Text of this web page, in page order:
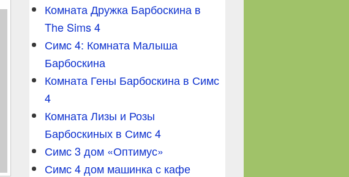
Комната Дружка Барбоскина в
The Sims 4
Симс 4: Комната Малыша
Барбоскина
Комната Гены Барбоскина в Симс
4
Комната Лизы и Розы
Барбоскиных в Симс 4
Симс 3 дом «Оптимус»
Симс 4 дом машинка с кафе